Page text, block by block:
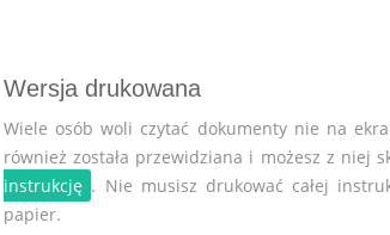
Wersja drukowana
Wiele osób woli czytać dokumenty nie na
również została przewidziana i możesz z niej
instrukcję . Nie musisz drukować całej
papier.